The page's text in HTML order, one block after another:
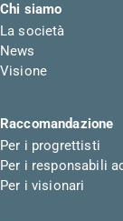
Chi siamo
La società
News
Visione
Raccomandazione
Per i progrettisti
Per i responsabili
Per i visionari